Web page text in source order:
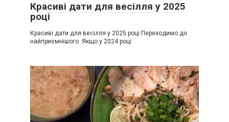
Красиві дати для весілля у 2025
році
Красиві дати для весілля у 2025 році Переходимо до
найприємнішого. Якщо у 2024 році